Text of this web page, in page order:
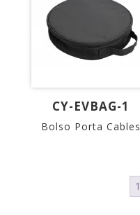
CY-EVBAG-1
Bolso Porta Cables
1